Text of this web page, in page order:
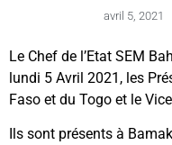
avril 5, 2021
Le Chef de l’Etat SEM
lundi 5 Avril 2021, les
Faso et du Togo et le
Ils sont présents à